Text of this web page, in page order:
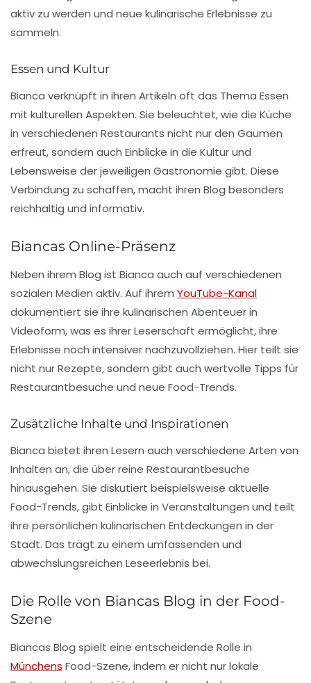
aktiv zu werden und neue kulinarische Erlebnisse zu
sammeln.
Essen und Kultur
Bianca verknüpft in ihren Artikeln oft das Thema Essen
mit kulturellen Aspekten. Sie beleuchtet, wie die Küche
in verschiedenen Restaurants nicht nur den Gaumen
erfreut, sondern auch Einblicke in die Kulturund
Lebensweise der jeweiligen Gastronomie gibt. Diese
Verbindung zu schaffen, macht ihren Blog besonders
reichhaltig und informativ.
Biancas Online-Präsenz
Neben ihrem Blog ist Bianca auch auf verschiedenen
sozialen Medien aktiv. Auf ihrem YouTube-Kanal
dokumentiert sie ihre kulinarischen Abenteuer in
Videoform, was es ihrer Leserschaft ermöglicht, ihre
Erlebnisse noch intensiver nachzuvollziehen. Hier teilt sie
nicht nur Rezepte, sondern gibt auch wertvolle Tipps für
Restaurantbesuche und neue Food-Trends.
Zusätzliche Inhalte und Inspirationen
Bianca bietet ihren Lesern auch verschiedene Arten von
Inhalten an, die über reine Restaurantbesuche
hinausgehen. Sie diskutiert beispielsweise aktuelle
Food-Trends, gibt Einblicke in Veranstaltungen und teilt
ihre persönlichen kulinarischen Entdeckungen in der
Stadt. Das trägt zu einem umfassenden und
abwechslungsreichen Leseerlebnis bei.
Die Rolle von Biancas Blog in der Food-
Szene
Biancas Blog spielt eine entscheidende Rolle in
Münchens Food-Szene, indem er nicht nur lokale